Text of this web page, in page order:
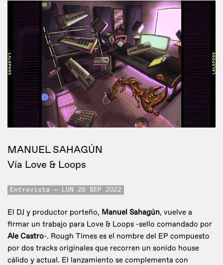
MANUEL SAHAGÚN
Vía Love & Loops
Entrevista LUN 26 SEP 2022
El DJ y productor porteño, Manuel Sahagún, vuelve a
firmar un trabajo para Love & Loops -sello comandado por
Ale Castro-. Rough Times es el nombre del EP compuesto
por dos tracks originales que recorren un sonido house
cálido y actual. El lanzamiento se complementa con